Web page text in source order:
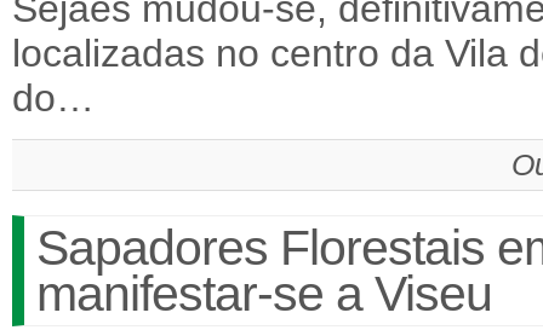
localizadas no centro da Vila
do…
Sapadores Florestais
manifestar-se a Viseu